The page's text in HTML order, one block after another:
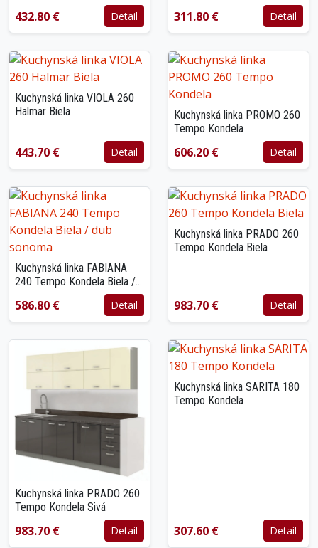
432.80 € Detail 311.80 € Detail
Kuchynská linka VIOLA 260
Halmar Biela
443.70 € Detail
Kuchynská linka PROMO 260
Tempo Kondela
606.20 € Detail
Kuchynská linka FABIANA
240 Tempo Kondela Biela /
586.80 € Detail
Kuchynská linka PRADO 260
Tempo Kondela Biela
983.70 € Detail
Kuchynská linka PRADO 260
Tempo Kondela Sivá
983.70 € Detail
Kuchynská linka SARITA 180
Tempo Kondela
307.60 € Detail